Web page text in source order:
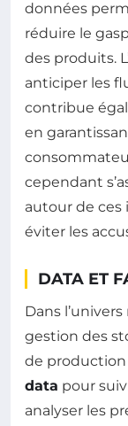
données
réduire le
des produits.
anticiper les
contribue
en
cependant
autour de
éviter les
DATA ET
Dans
gestion des
de production
data pour
analyser les